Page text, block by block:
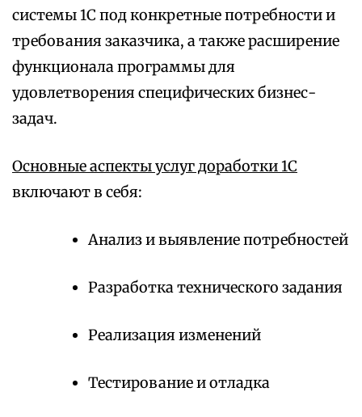
системы 1С под конкретные потребности и
требования заказчика, а также расширение
функционала программы для
удовлетворения специфических бизнес-
задач.
Основные аспекты услуг доработки 1С
включают в себя:
Анализ и выявление потребностей
Разработка технического задания
Реализация изменений
Тестирование и отладка